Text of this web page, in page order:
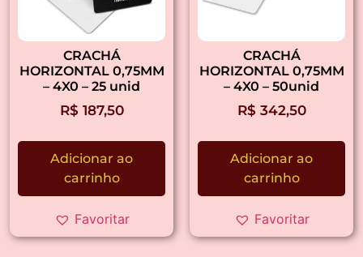
CRACHÁ
HORIZONTAL 0,75MM
– 4X0 – 25 unid
R$ 187,50
Adicionar ao
carrinho
Favoritar
CRACHÁ
HORIZONTAL 0,75MM
– 4X0 – 50unid
R$ 342,50
Adicionar ao
carrinho
Favoritar